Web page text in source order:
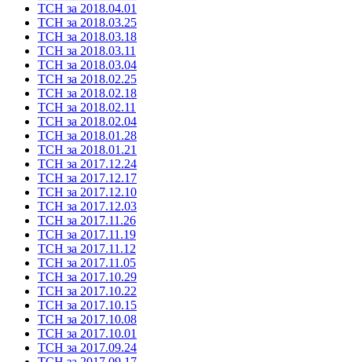
ТСН за 2018.04.01
ТСН за 2018.03.25
ТСН за 2018.03.18
ТСН за 2018.03.11
ТСН за 2018.03.04
ТСН за 2018.02.25
ТСН за 2018.02.18
ТСН за 2018.02.11
ТСН за 2018.02.04
ТСН за 2018.01.28
ТСН за 2018.01.21
ТСН за 2017.12.24
ТСН за 2017.12.17
ТСН за 2017.12.10
ТСН за 2017.12.03
ТСН за 2017.11.26
ТСН за 2017.11.19
ТСН за 2017.11.12
ТСН за 2017.11.05
ТСН за 2017.10.29
ТСН за 2017.10.22
ТСН за 2017.10.15
ТСН за 2017.10.08
ТСН за 2017.10.01
ТСН за 2017.09.24